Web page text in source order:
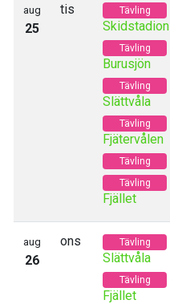
aug
25
tis Tävling
Skidstadion
Tävling
Burusjön
Tävling
Slättvåla
Tävling
Fjätervålen
Tävling
Tävling
Fjället
aug
26
ons Tävling
Slättvåla
Tävling
Fjället